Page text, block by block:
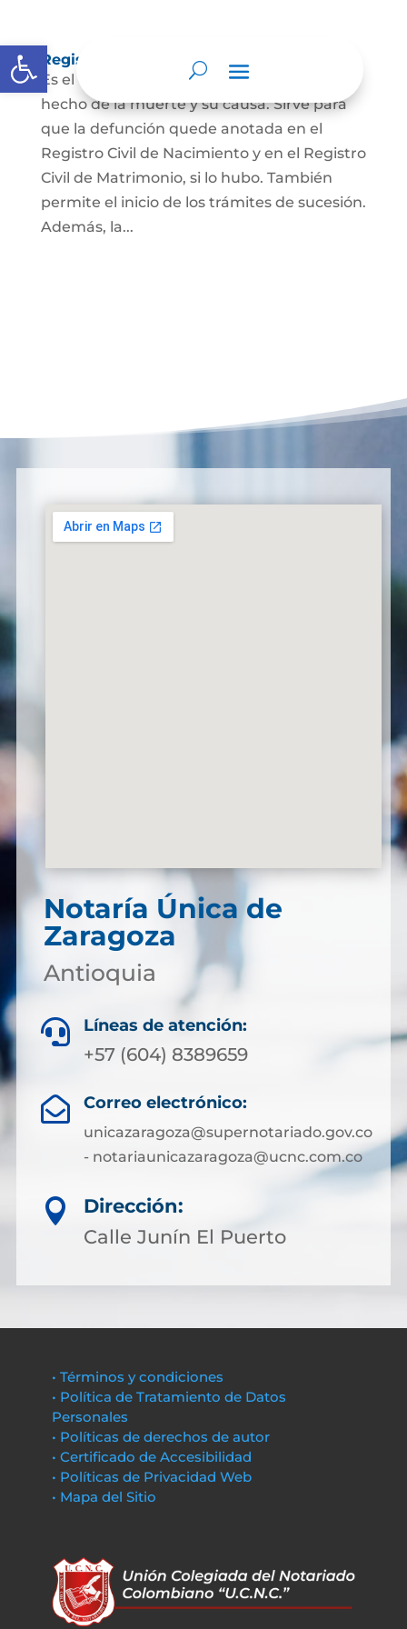
Abrir barra de herramientas
Registro Civil de Defunción
Es el documento público que prueba el
hecho de la muerte y su causa. Sirve para
que la defunción quede anotada en el
Registro Civil de Nacimiento y en el Registro
Civil de Matrimonio, si lo hubo. También
permite el inicio de los trámites de sucesión.
Además, la...
Notaría Única de
Zaragoza
Antioquia
 Líneas de atención:
+57 (604) 8389659
 Correo electrónico:
unicazaragoza@supernotariado.gov.co
- notariaunicazaragoza@ucnc.com.co

Dirección:
Calle Junín El Puerto
• Términos y condiciones
• Política de Tratamiento de Datos
Personales
• Políticas de derechos de autor
• Certificado de Accesibilidad
• Políticas de Privacidad Web
• Mapa del Sitio